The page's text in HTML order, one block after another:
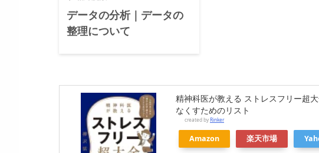
データの分析｜データの
整理について
精神科医が教える ストレスフリー超
なくすためのリスト
created byRinker
Amazon 楽天市場